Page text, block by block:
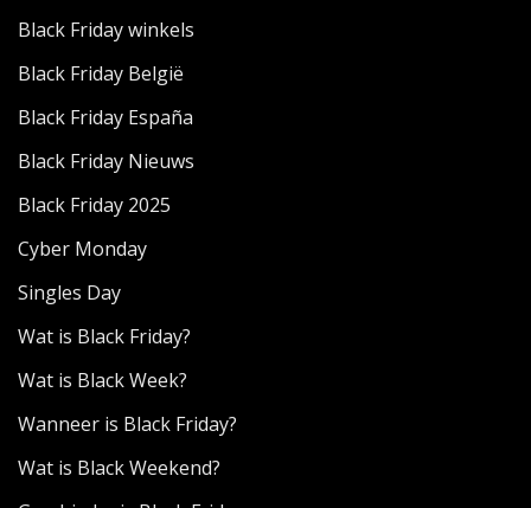
Black Friday winkels
Black Friday België
Black Friday España
Black Friday Nieuws
Black Friday 2025
Cyber Monday
Singles Day
Wat is Black Friday?
Wat is Black Week?
Wanneer is Black Friday?
Wat is Black Weekend?